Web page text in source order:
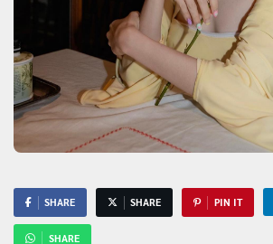
SHARE SHARE PIN IT
SHARE